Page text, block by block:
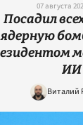
07 августа
Посадил
ядерную
ИИ